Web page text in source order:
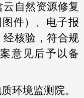
自然资源修复
图件）、电子报
经核验，符合规
意见后予以备
环境监测院。